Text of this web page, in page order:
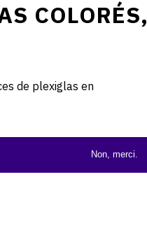
COLORÉS,
de plexiglas en
Non, merci.